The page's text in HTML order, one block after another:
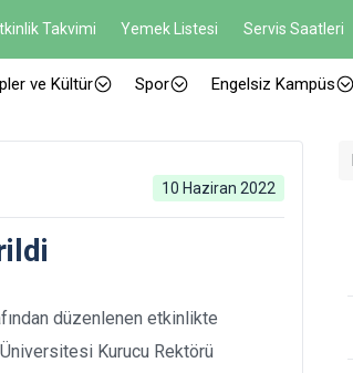
Takvimi Yemek Listesi Servis Saatleri
ve Kültür Spor Engelsiz Kampüs
10 Haziran 2022
düzenlenen etkinlikte
Kurucu Rektörü